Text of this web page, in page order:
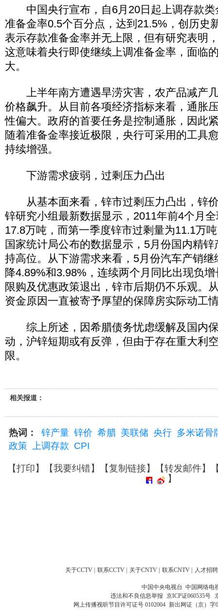
中国央行宣布，自6月20日起上调存款类
准备金率0.5个百分点，达到21.5%，创历史
表示存款准备金率并无上限，但有研究表明
这意味着央行即使继续上调准备金率，面临
大。
上半年南方遭遇旱涝灾害，农产品减产
价格飙升。从目前各项经济指标来看，通胀
性偏大。政府的首要任务是控制通胀，因此
随着准备金率接近极限，央行可采用的工具
持续增强。
下游需求疲弱，过剩压力凸出
从基本面来看，锌市过剩压力凸出，锌
锌研究小组最新数据显示，2011年前4个月
17.8万吨，而第一季度锌市过剩量为11.1万
国家统计局公布的数据显示，5月份国内精
持高位。从下游需求来看，5月份汽车产销
降4.89%和3.98%，连续两个月同比出现负
限购及优惠政策退出，锌市后期仍不乐观。
资金原因一直被寄予厚望的保障房实际动工
综上所述，因希腊债务忧虑缓解及国内
动，沪锌短期或有反弹，但由于存在重大利
限。
相关报道：
热词： 锌产量 锌价 希腊 美联储 央行 多米诺骨
政策
上调存款 CPI
【打印】【我要纠错】【复制链接】【转发邮件】
】
关于CCTV | 联系CCTV | 关于CNTV | 联系CNTV | 人才招聘
中国中央电视台 中国网络电
违法和不良信息举报 京ICP证060535号
网上传播视听节目许可证号 0102004 新出网证（京）